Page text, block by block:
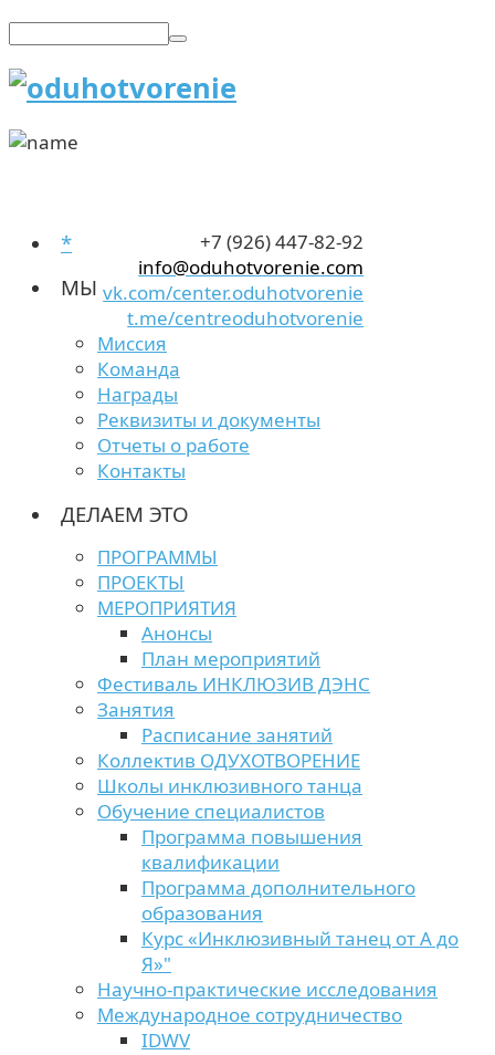
+7 (926) 447-82-92
info@oduhotvorenie.com
vk.com/center.oduhotvorenie
t.me/centreoduhotvorenie
*
МЫ
Миссия
Команда
Награды
Реквизиты и документы
Отчеты о работе
Контакты
ДЕЛАЕМ ЭТО
ПРОГРАММЫ
ПРОЕКТЫ
МЕРОПРИЯТИЯ
Анонсы
План мероприятий
Фестиваль ИНКЛЮЗИВ ДЭНС
Занятия
Расписание занятий
Коллектив ОДУХОТВОРЕНИЕ
Школы инклюзивного танца
Обучение специалистов
Программа повышения
квалификации
Программа дополнительного
образования
Курс «Инклюзивный танец от А до
Я»"
Научно-практические исследования
Международное сотрудничество
IDWV